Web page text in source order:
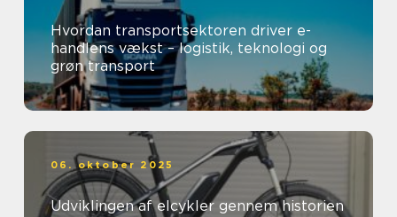
Hvordan transportsektoren driver e-
handlens vækst – logistik, teknologi og
grøn transport
06. oktober 2025
Udviklingen af elcykler gennem historien